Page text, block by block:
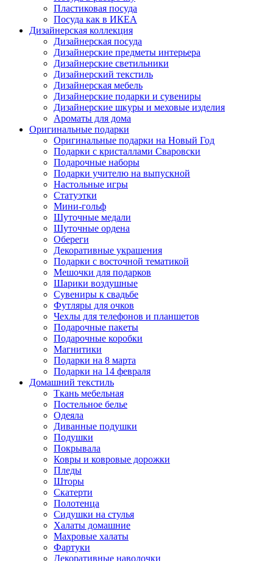
Пластиковая посуда
Посуда как в ИКЕА
Дизайнерская коллекция
Дизайнерская посуда
Дизайнерские предметы интерьера
Дизайнерские светильники
Дизайнерский текстиль
Дизайнерская мебель
Дизайнерские подарки и сувениры
Дизайнерские шкуры и меховые изделия
Ароматы для дома
Оригинальные подарки
Оригинальные подарки на Новый Год
Подарки с кристаллами Сваровски
Подарочные наборы
Подарки учителю на выпускной
Настольные игры
Статуэтки
Мини-гольф
Шуточные медали
Шуточные ордена
Обереги
Декоративные украшения
Подарки с восточной тематикой
Мешочки для подарков
Шарики воздушные
Сувениры к свадьбе
Футляры для очков
Чехлы для телефонов и планшетов
Подарочные пакеты
Подарочные коробки
Магнитики
Подарки на 8 марта
Подарки на 14 февраля
Домашний текстиль
Ткань мебельная
Постельное белье
Одеяла
Диванные подушки
Подушки
Покрывала
Ковры и ковровые дорожки
Пледы
Шторы
Скатерти
Полотенца
Сидушки на стулья
Халаты домашние
Махровые халаты
Фартуки
Декоративные наволочки